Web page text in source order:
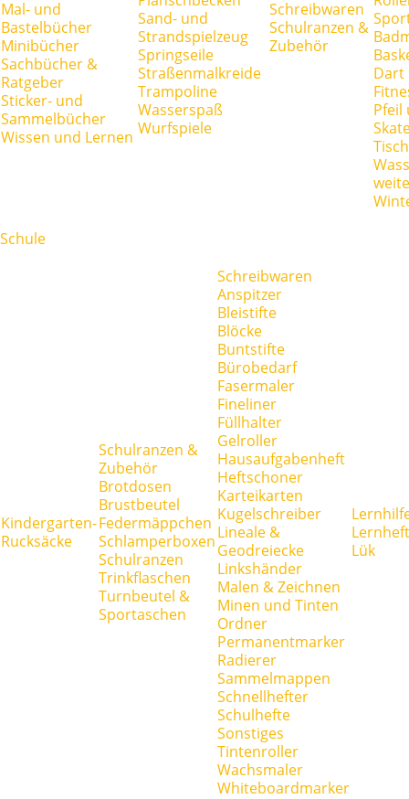
Mal- und
Bastelbücher
Minibücher
Sachbücher &
Ratgeber
Sticker- und
Sammelbücher
Wissen und Lernen
Sand- und
Strandspielzeug
Springseile
Straßenmalkreide
Trampoline
Wasserspaß
Wurfspiele
Schreibwaren
Schulranzen &
Zubehör
Dart
Pfeil
Schule
Kindergarten-
Rucksäcke
Schulranzen &
Zubehör
Brotdosen
Brustbeutel
Federmäppchen
Schlamperboxen
Schulranzen
Trinkflaschen
Turnbeutel &
Sportaschen
Schreibwaren
Anspitzer
Bleistifte
Blöcke
Buntstifte
Bürobedarf
Fasermaler
Fineliner
Füllhalter
Gelroller
Hausaufgabenheft
Heftschoner
Karteikarten
Kugelschreiber
Lineale &
Geodreiecke
Linkshänder
Malen & Zeichnen
Minen und Tinten
Ordner
Permanentmarker
Radierer
Sammelmappen
Schnellhefter
Schulhefte
Sonstiges
Tintenroller
Wachsmaler
Whiteboardmarker
Lük